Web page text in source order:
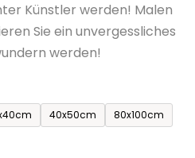
Künstler werden! Malen
Sie ein unvergessliches
werden!
40x50cm 80x100cm